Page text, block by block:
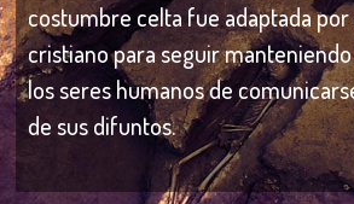
costumbre celta fue adaptada
cristiano para seguir
los seres humanos de
de sus difuntos.